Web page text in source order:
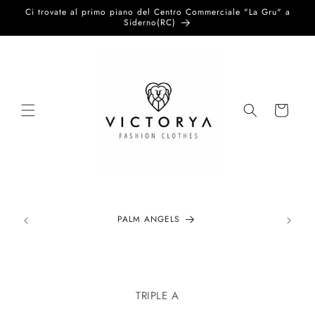
direttamente
Ci trovate al primo piano del Centro Commerciale "La Gru" a
Siderno(RC)
Carrello
PALM ANGELS
TRIPLE A